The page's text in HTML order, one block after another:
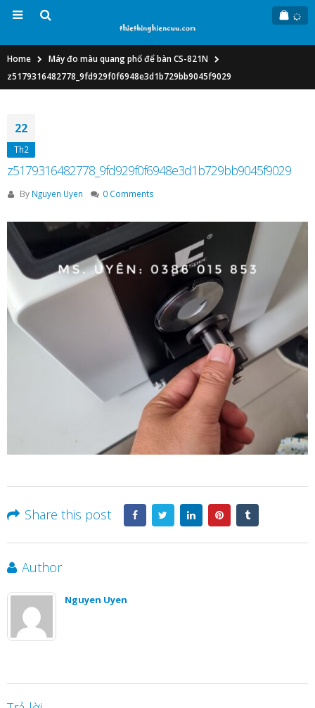
Home
Máy đo màu quang phổ để bàn CS-821N
z5179316482778_9fd929f0f6948e3d1b729bb9045f9029
22
Th2
z5179316482778_9fd929f0f6948e3d1b729bb9045f9029
By Nguyen Uyen 0 Comments
Share this post
Author
Nguyen Uyen